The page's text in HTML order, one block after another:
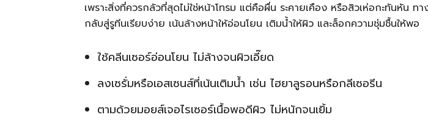
เพราะสิ่งที่ควรกลัวที่สุดไม่ใช่หน้าโทรม แต่คือผื่น ระคายเคือง หรือสิวเห่อกะทันหัน
กลับสู่รูทีนเรียบง่าย เน้นล้างหน้าให้อ่อนโยน เติมน้ำให้ผิว และล็อกความชุ่มชื้นให้พอ
ใช้คลีนเซอร์อ่อนโยน ไม่ล้างจนผิวเอี๊ยด
ลงเซรั่มหรือเอสเซนส์ที่เน้นเติมน้ำ เช่น ไฮยาลูรอนหรือกลีเซอรีน
ตามด้วยมอยส์เจอไรเซอร์เนื้อพอดีผิว ไม่หนักจนเยิ้ม